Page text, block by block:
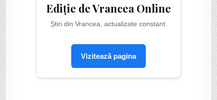
Ediție de Vrancea Online
Știri din Vrancea, actualizate constant.
Vizitează pagina